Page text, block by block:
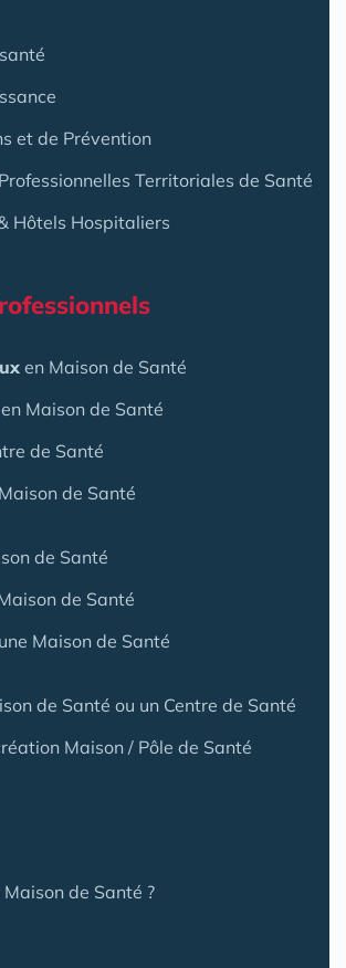
et de Prévention
Territoriales de Santé
Hôtels Hospitaliers
en Maison de Santé
en Maison de Santé
de Santé
de Santé
de Santé
de Santé
Maison de Santé
de Santé ou un Centre de Santé
Maison / Pôle de Santé
de Santé ?